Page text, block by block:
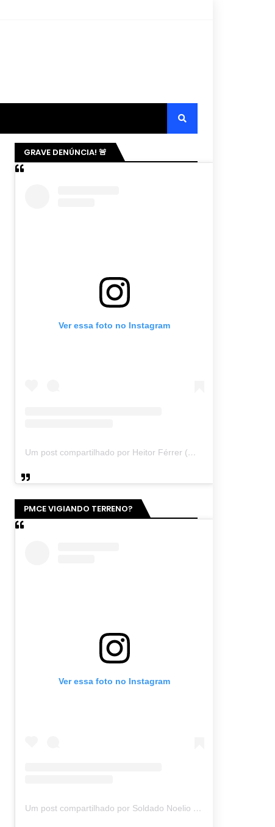
GRAVE DENÚNCIA! 🚨
Ver essa foto no Instagram
Um post compartilhado por Heitor Férrer (@heitor_ferrer77)
PMCE VIGIANDO TERRENO?
Ver essa foto no Instagram
Um post compartilhado por Soldado Noelio (@soldadonoelio)